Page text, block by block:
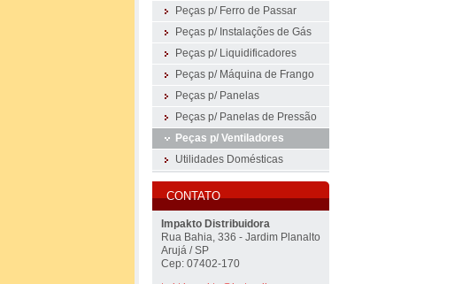
Peças p/ Ferro de Passar
Peças p/ Instalações de Gás
Peças p/ Liquidificadores
Peças p/ Máquina de Frango
Peças p/ Panelas
Peças p/ Panelas de Pressão
Peças p/ Ventiladores
Utilidades Domésticas
CONTATO
Impakto Distribuidora
Rua Bahia, 336 - Jardim Planalto
Arujá / SP
Cep: 07402-170